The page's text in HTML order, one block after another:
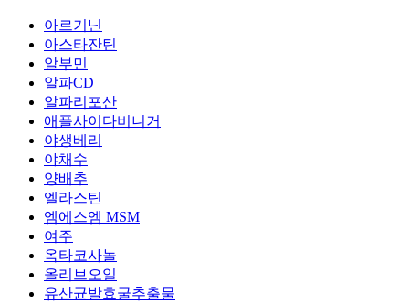
아르기닌
아스타잔틴
알부민
알파CD
알파리포산
애플사이다비니거
야생베리
야채수
양배추
엘라스틴
엠에스엠 MSM
여주
옥타코사놀
올리브오일
유산균발효굴추출물